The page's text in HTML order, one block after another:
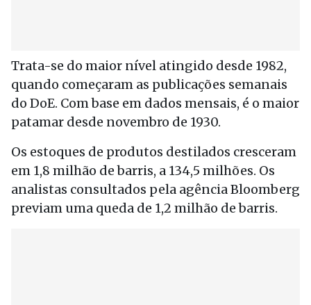
Trata-se do maior nível atingido desde 1982,
quando começaram as publicações semanais
do DoE. Com base em dados mensais, é o maior
patamar desde novembro de 1930.
Os estoques de produtos destilados cresceram
em 1,8 milhão de barris, a 134,5 milhões. Os
analistas consultados pela agência Bloomberg
previam uma queda de 1,2 milhão de barris.